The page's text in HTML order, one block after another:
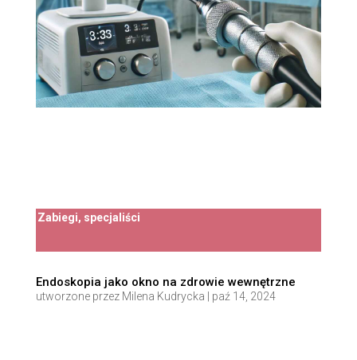
Zabiegi, specjaliści
Endoskopia jako okno na zdrowie wewnętrzne
utworzone przez Milena Kudrycka paź 14, 2024